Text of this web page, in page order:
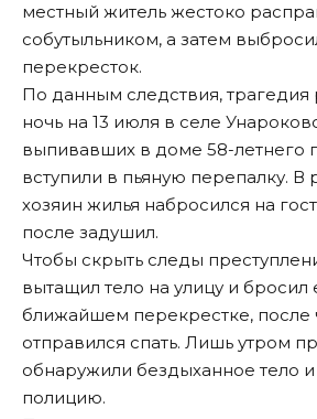
местный житель жестоко
собутыльником, а затем
перекресток.
По данным следствия, трагедия
ночь на 13 июля в селе
выпивавших в доме 58-летнего
вступили в пьяную перепалку. В
хозяин жилья набросился на
после задушил.
Чтобы скрыть следы
вытащил тело на улицу и бросил
ближайшем перекрестке, после
отправился спать. Лишь утром
обнаружили бездыханное тело
полицию.